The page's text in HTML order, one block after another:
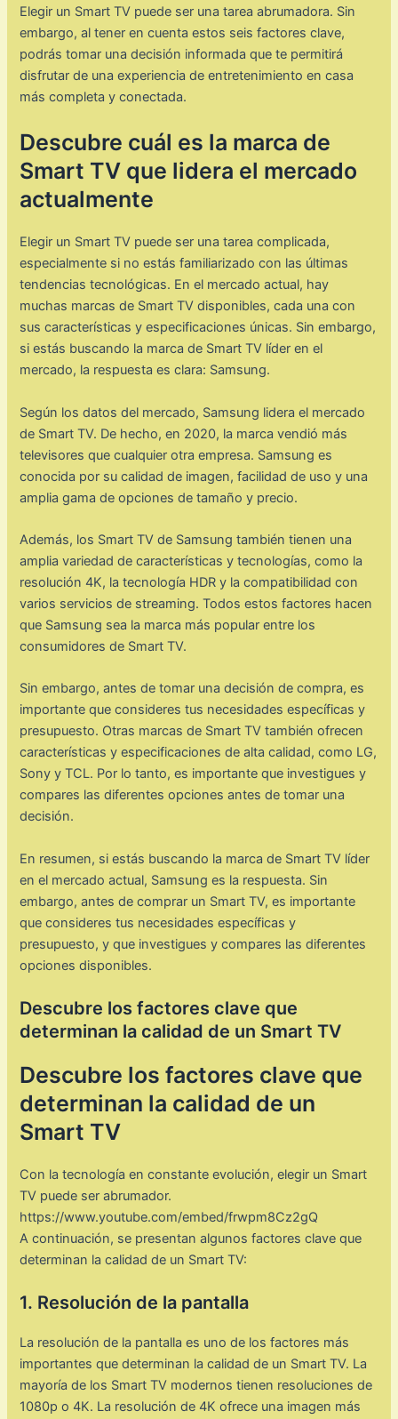
Elegir un Smart TV puede ser una tarea abrumadora. Sin
embargo, al tener en cuenta estos seis factores clave,
podrás tomar una decisión informada que te permitirá
disfrutar de una experiencia de entretenimiento en casa
más completa y conectada.
Descubre cuál es la marca de
Smart TV que lidera el mercado
actualmente
Elegir un Smart TV puede ser una tarea complicada,
especialmente si no estás familiarizado con las últimas
tendencias tecnológicas. En el mercado actual, hay
muchas marcas de Smart TV disponibles, cada una con
sus características y especificaciones únicas. Sin embargo,
si estás buscando la marca de Smart TV líder en el
mercado, la respuesta es clara: Samsung.
Según los datos del mercado, Samsung lidera el mercado
de Smart TV. De hecho, en 2020, la marca vendió más
televisores que cualquier otra empresa. Samsung es
conocida por su calidad de imagen, facilidad de uso y una
amplia gama de opciones de tamaño y precio.
Además, los Smart TV de Samsung también tienen una
amplia variedad de características y tecnologías, como la
resolución 4K, la tecnología HDR y la compatibilidad con
varios servicios de streaming. Todos estos factores hacen
que Samsung sea la marca más popular entre los
consumidores de Smart TV.
Sin embargo, antes de tomar una decisión de compra, es
importante que consideres tus necesidades específicas y
presupuesto. Otras marcas de Smart TV también ofrecen
características y especificaciones de alta calidad, como LG,
Sony y TCL. Por lo tanto, es importante que investigues y
compares las diferentes opciones antes de tomar una
decisión.
En resumen, si estás buscando la marca de Smart TV líder
en el mercado actual, Samsung es la respuesta. Sin
embargo, antes de comprar un Smart TV, es importante
que consideres tus necesidades específicas y
presupuesto, y que investigues y compares las diferentes
opciones disponibles.
Descubre los factores clave que
determinan la calidad de un Smart TV
Descubre los factores clave que
determinan la calidad de un
Smart TV
Con la tecnología en constante evolución, elegir un Smart
TV puede ser abrumador.
https://www.youtube.com/embed/frwpm8Cz2gQ
A continuación, se presentan algunos factores clave que
determinan la calidad de un Smart TV:
1. Resolución de la pantalla
La resolución de la pantalla es uno de los factores más
importantes que determinan la calidad de un Smart TV. La
mayoría de los Smart TV modernos tienen resoluciones de
1080p o 4K. La resolución de 4K ofrece una imagen más